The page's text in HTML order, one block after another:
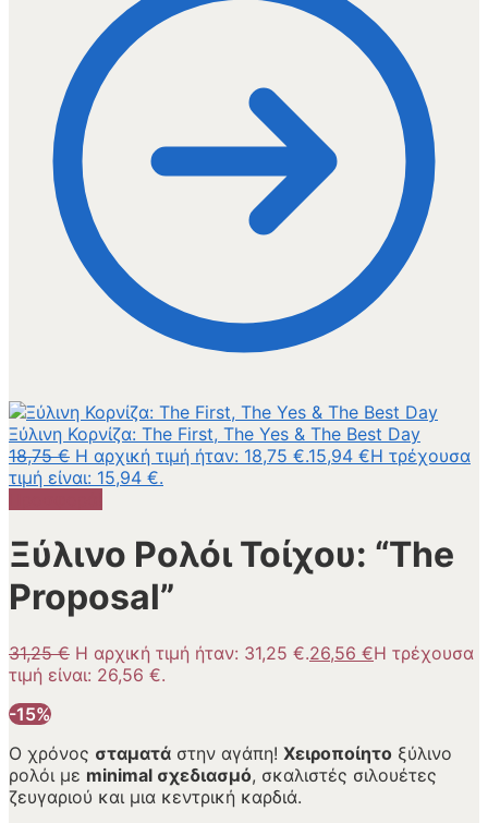
Ξύλινη Κορνίζα: The First, The Yes & The Best Day
18,75€ Η αρχική τιμή ήταν: 18,75 €.15,94 €Η τρέχουσα
τιμή είναι: 15,94 €.
Ξύλινο Ρολόι Τοίχου: “The
Proposal”
31,25€ Η αρχική τιμή ήταν: 31,25 €.26,56 €Η τρέχουσα
τιμή είναι: 26,56 €.
-15%
Ο χρόνος σταματά στην αγάπη! Χειροποίητο ξύλινο
ρολόι με minimal σχεδιασμό, σκαλιστές σιλουέτες
ζευγαριού και μια κεντρική καρδιά.